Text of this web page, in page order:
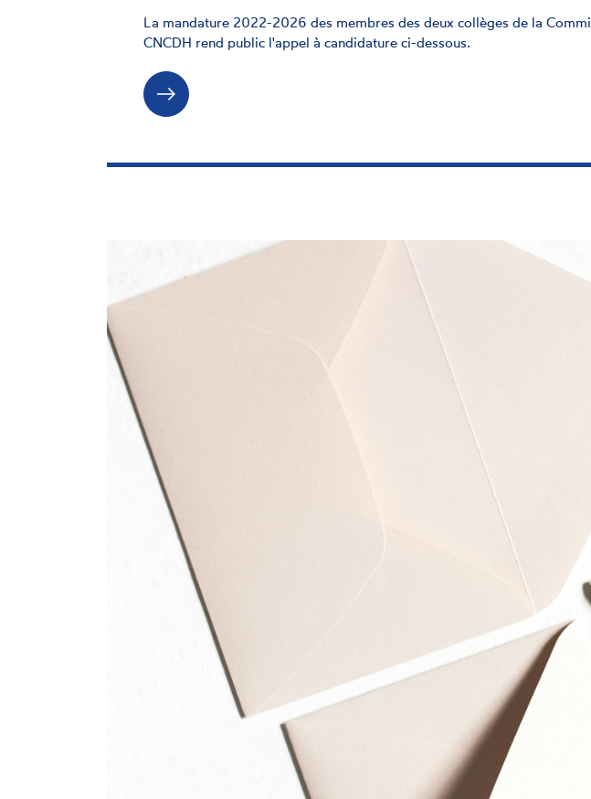
La mandature 2022-2026 des membres des deux collèges de la
CNCDH rend public l'appel à candidature ci-dessous.